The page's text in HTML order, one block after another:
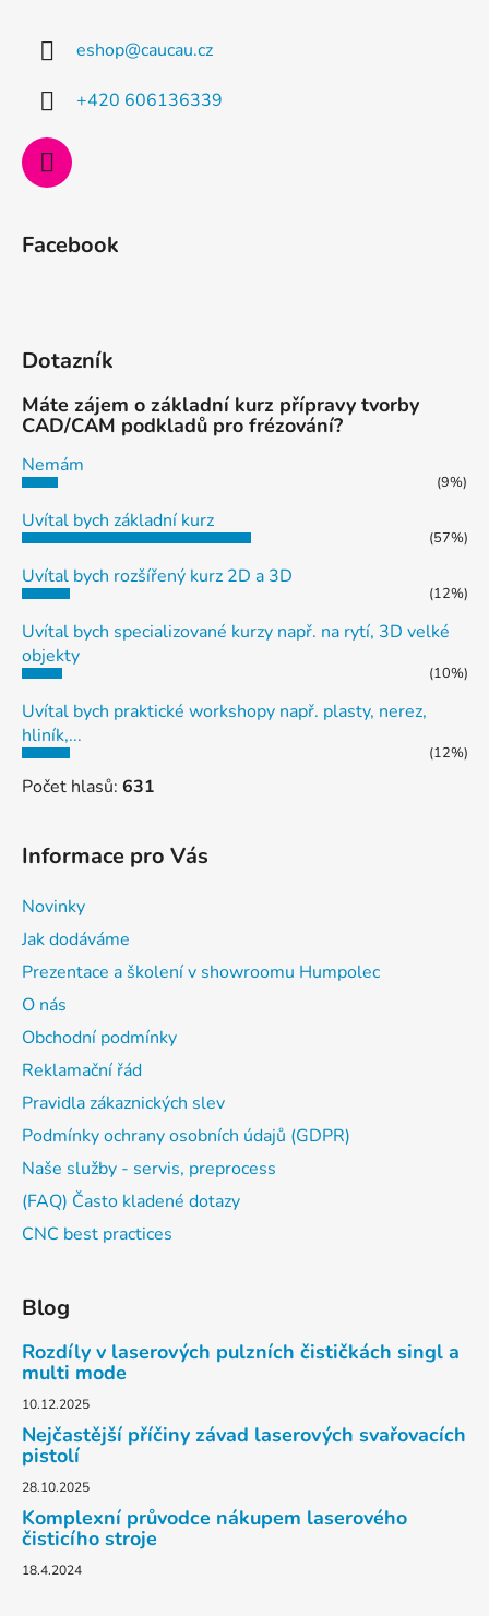
eshop@caucau.cz
+420 606136339
Facebook
Dotazník
Máte zájem o základní kurz přípravy tvorby
CAD/CAM podkladů pro frézování?
Nemám
(9%)
Uvítal bych základní kurz
(57%)
Uvítal bych rozšířený kurz 2D a 3D
(12%)
Uvítal bych specializované kurzy např. na rytí, 3D velké
objekty
(10%)
Uvítal bych praktické workshopy např. plasty, nerez,
hliník,...
(12%)
Počet hlasů: 631
Informace pro Vás
Novinky
Jak dodáváme
Prezentace a školení v showroomu Humpolec
O nás
Obchodní podmínky
Reklamační řád
Pravidla zákaznických slev
Podmínky ochrany osobních údajů (GDPR)
Naše služby - servis, preprocess
(FAQ) Často kladené dotazy
CNC best practices
Blog
Rozdíly v laserových pulzních čističkách singl a
multi mode
10.12.2025
Nejčastější příčiny závad laserových svařovacích
pistolí
28.10.2025
Komplexní průvodce nákupem laserového
čisticího stroje
18.4.2024